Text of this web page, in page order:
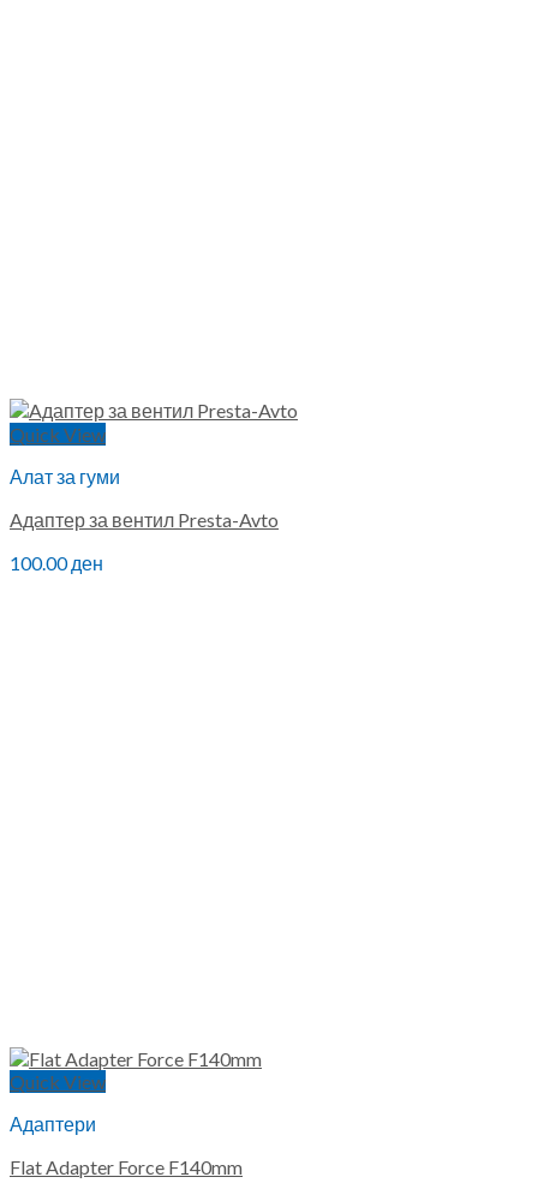
Quick View
Алат за гуми
Aдаптер за вентил Presta-Avto
100.00ден
Quick View
Адаптери
Flat Adapter Force F140mm